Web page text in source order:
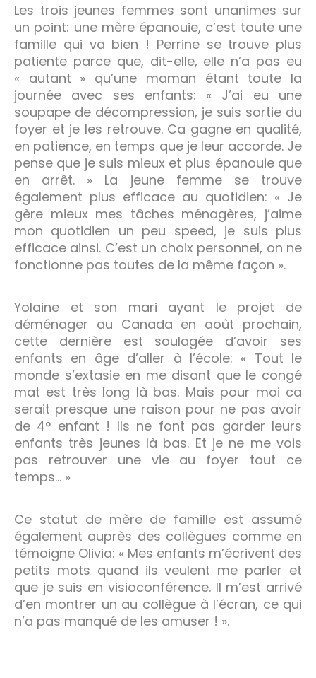
Les trois jeunes femmes sont unanimes sur
un point: une mère épanouie, c’est toute une
famille qui va bien ! Perrine se trouve plus
patiente parce que, dit-elle, elle n’a pas eu
« autant » qu’une maman étant toute la
journée avec ses enfants: « J’ai eu une
soupape de décompression, je suis sortie du
foyer et je les retrouve. Ca gagne en qualité,
en patience, en temps que je leur accorde. Je
pense que je suis mieux et plus épanouie que
en arrêt. » La jeune femme se trouve
également plus efficace au quotidien: « Je
gère mieux mes tâches ménagères, j’aime
mon quotidien un peu speed, je suis plus
efficace ainsi. C’est un choix personnel, on ne
fonctionne pas toutes de la même façon ».
Yolaine et son mari ayant le projet de
déménager au Canada en août prochain,
cette dernière est soulagée d’avoir ses
enfants en âge d’aller à l’école: « Tout le
monde s’extasie en me disant que le congé
mat est très long là bas. Mais pour moi ca
serait presque une raison pour ne pas avoir
de 4° enfant ! Ils ne font pas garder leurs
enfants très jeunes là bas. Et je ne me vois
pas retrouver une vie au foyer tout ce
temps… »
Ce statut de mère de famille est assumé
également auprès des collègues comme en
témoigne Olivia: « Mes enfants m’écrivent des
petits mots quand ils veulent me parler et
que je suis en visioconférence. Il m’est arrivé
d’en montrer un au collègue à l’écran, ce qui
n’a pas manqué de les amuser ! ».